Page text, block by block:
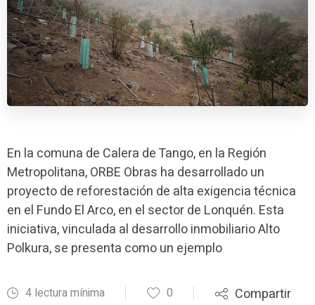
En la comuna de Calera de Tango, en la Región
Metropolitana, ORBE Obras ha desarrollado un
proyecto de reforestación de alta exigencia técnica
en el Fundo El Arco, en el sector de Lonquén. Esta
iniciativa, vinculada al desarrollo inmobiliario Alto
Polkura, se presenta como un ejemplo
4 lectura mínima 0 Compartir